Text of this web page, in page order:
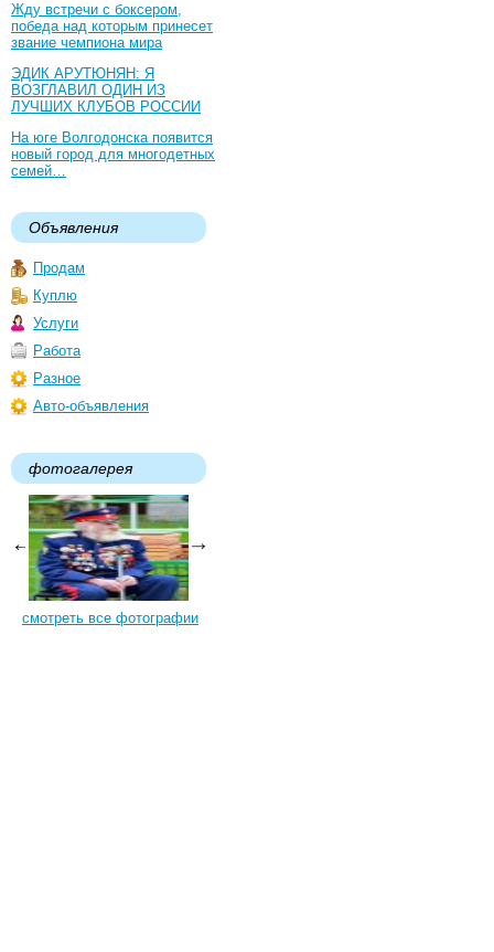
Жду встречи с боксером,
победа над которым принесет
звание чемпиона мира
ЭДИК АРУТЮНЯН: Я
ВОЗГЛАВИЛ ОДИН ИЗ
ЛУЧШИХ КЛУБОВ РОССИИ
На юге Волгодонска появится
новый город для многодетных
семей…
Объявления
Продам
Куплю
Услуги
Работа
Разное
Авто-объявления
фотогалерея
смотреть все фотографии